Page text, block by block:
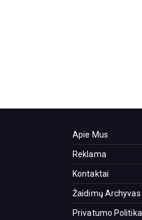
Apie Mus
Reklama
Kontaktai
Žaidimų Archyvas
Privatumo Politika